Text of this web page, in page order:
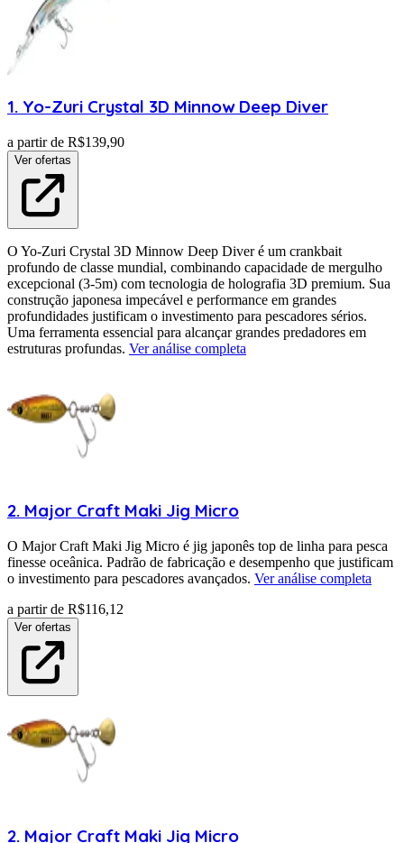
1. Yo-Zuri Crystal 3D Minnow Deep Diver
a partir de R$139,90
Ver ofertas
O Yo-Zuri Crystal 3D Minnow Deep Diver é um crankbait
profundo de classe mundial, combinando capacidade de mergulho
excepcional (3-5m) com tecnologia de holografia 3D premium. Sua
construção japonesa impecável e performance em grandes
profundidades justificam o investimento para pescadores sérios.
Uma ferramenta essencial para alcançar grandes predadores em
estruturas profundas. Ver análise completa
2. Major Craft Maki Jig Micro
O Major Craft Maki Jig Micro é jig japonês top de linha para pesca
finesse oceânica. Padrão de fabricação e desempenho que justificam
o investimento para pescadores avançados. Ver análise completa
a partir de R$116,12
Ver ofertas
2. Major Craft Maki Jig Micro